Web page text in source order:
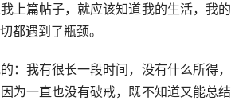
上篇帖子，就应该知道我的生活，我的
都遇到了瓶颈。
：我有很长一段时间，没有什么所得，
为一直也没有破戒，既不知道又能总结